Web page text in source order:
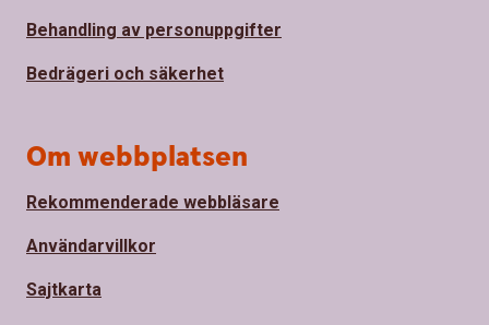
Behandling av personuppgifter
Bedrägeri och säkerhet
Om webbplatsen
Rekommenderade webbläsare
Användarvillkor
Sajtkarta